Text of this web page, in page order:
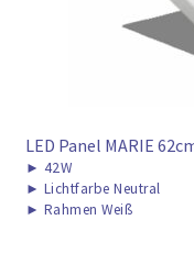
LED Panel MARIE
► 42W
► Lichtfarbe Neutral
► Rahmen Weiß